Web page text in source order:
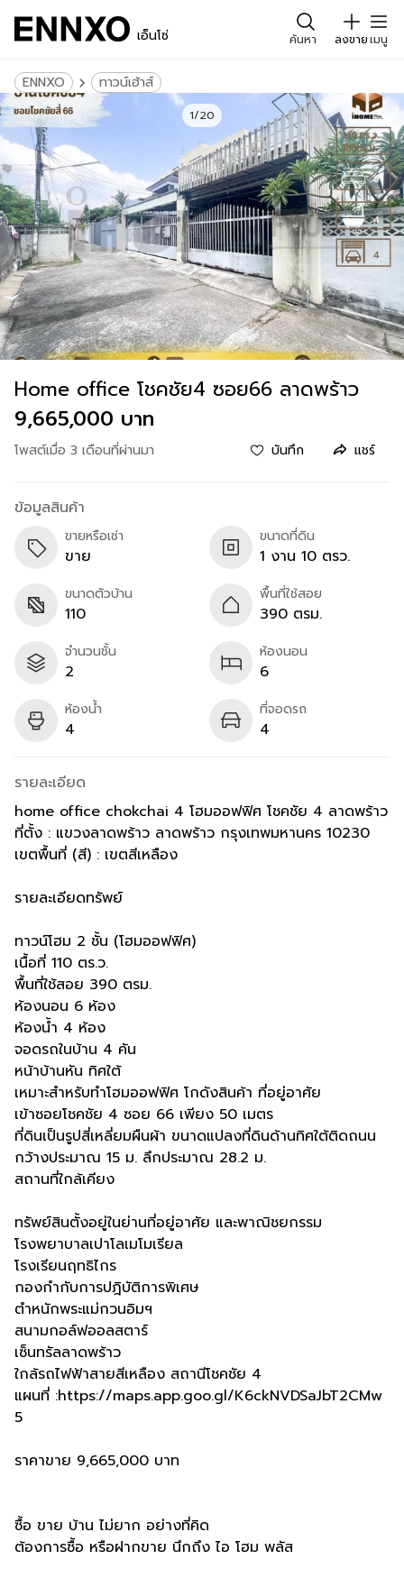
เอ็นโซ่ ค้นหา ลงขายเมนู
ENNXO ทาวน์เฮ้าส์
1/20
Home office โชคชัย4 ซอย66 ลาดพร้าว
9,665,000 บาท
โพสต์เมื่อ 3 เดือนที่ผ่านมา บันทึก แชร์
ข้อมูลสินค้า
ขายหรือเช่า
ขาย
ขนาดที่ดิน
1 งาน 10 ตรว.
ขนาดตัวบ้าน
110
พื้นที่ใช้สอย
390 ตรม.
จำนวนชั้น
2
ห้องนอน
6
ห้องน้ำ
4
ที่จอดรถ
4
รายละเอียด
home office chokchai 4 โฮมออฟฟิศ โชคชัย 4 ลาดพร้าว
ที่ตั้ง : แขวงลาดพร้าว ลาดพร้าว กรุงเทพมหานคร 10230
เขตพื้นที่ (สี) : เขตสีเหลือง
รายละเอียดทรัพย์
ทาวน์โฮม 2 ชั้น (โฮมออฟฟิศ)
เนื้อที่ 110 ตร.ว.
พื้นที่ใช้สอย 390 ตรม.
ห้องนอน 6 ห้อง
ห้องน้ำ 4 ห้อง
จอดรถในบ้าน 4 คัน
หน้าบ้านหัน ทิศใต้
เหมาะสำหรับทำโฮมออฟฟิศ โกดังสินค้า ที่อยู่อาศัย
เข้าซอยโชคชัย 4 ซอย 66 เพียง 50 เมตร
ที่ดินเป็นรูปสี่เหลี่ยมผืนผ้า ขนาดแปลงที่ดินด้านทิศใต้ติดถนน
กว้างประมาณ 15 ม. ลึกประมาณ 28.2 ม.
สถานที่ใกล้เคียง
ทรัพย์สินตั้งอยู่ในย่านที่อยู่อาศัย และพาณิชยกรรม
โรงพยาบาลเปาโลเมโมเรียล
โรงเรียนฤทธิไกร
กองกำกับการปฎิบัติการพิเศษ
ตำหนักพระแม่กวนอิมฯ
สนามกอล์ฟออลสตาร์
เซ็นทรัลลาดพร้าว
ใกล้รถไฟฟ้าสายสีเหลือง สถานีโชคชัย 4
แผนที่ :https://maps.app.goo.gl/K6ckNVDSaJbT2CMw
5
ราคาขาย 9,665,000 บาท
ซื้อ ขาย บ้าน ไม่ยาก อย่างที่คิด
ต้องการซื้อ หรือฝากขาย นึกถึง ไอ โฮม พลัส